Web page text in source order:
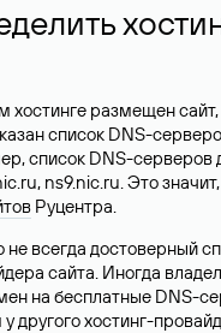
хостинге размещен
список DNS-
список DNS-серверов
ns9.nic.ru. Это
Руцентра.
не всегда достоверный
сайта. Иногда
на бесплатные DNS-
другого хостинг-